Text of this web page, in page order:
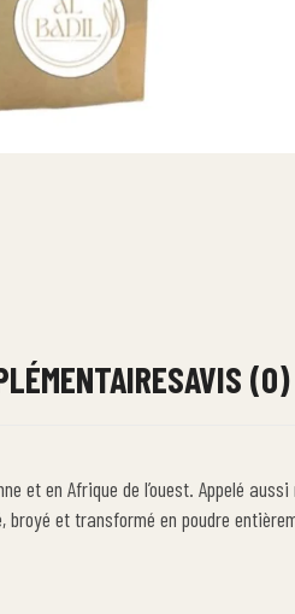
AVIS (0)
et en Afrique de l’ouest. Appelé
et transformé en poudre